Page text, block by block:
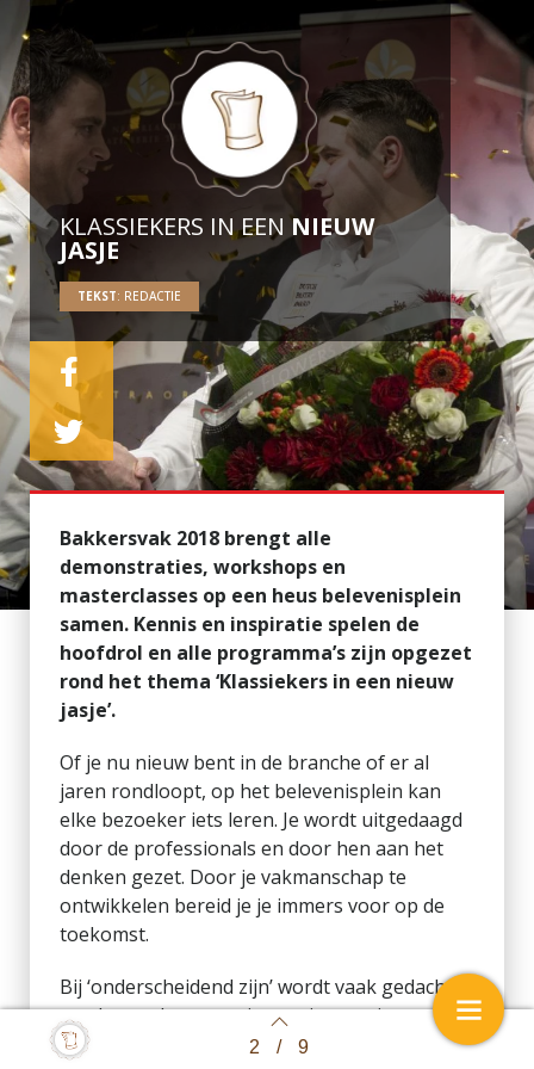
Back to index 2 / 9
KLASSIEKERS IN EEN NIEUW
JASJE
TEKST: REDACTIE
Bakkersvak 2018 brengt alle
demonstraties, workshops en
masterclasses op een heus belevenisplein
samen. Kennis en inspiratie spelen de
hoofdrol en alle programma’s zijn opgezet
rond het thema ‘Klassiekers in een nieuw
jasje’.
Of je nu nieuw bent in de branche of er al
jaren rondloopt, op het belevenisplein kan
elke bezoeker iets leren. Je wordt uitgedaagd
door de professionals en door hen aan het
denken gezet. Door je vakmanschap te
ontwikkelen bereid je je immers voor op de
toekomst.
Bij ‘onderscheidend zijn’ wordt vaak gedacht
aan het maken van nieuwe, innovatieve
producten, maar de klassiekers goed